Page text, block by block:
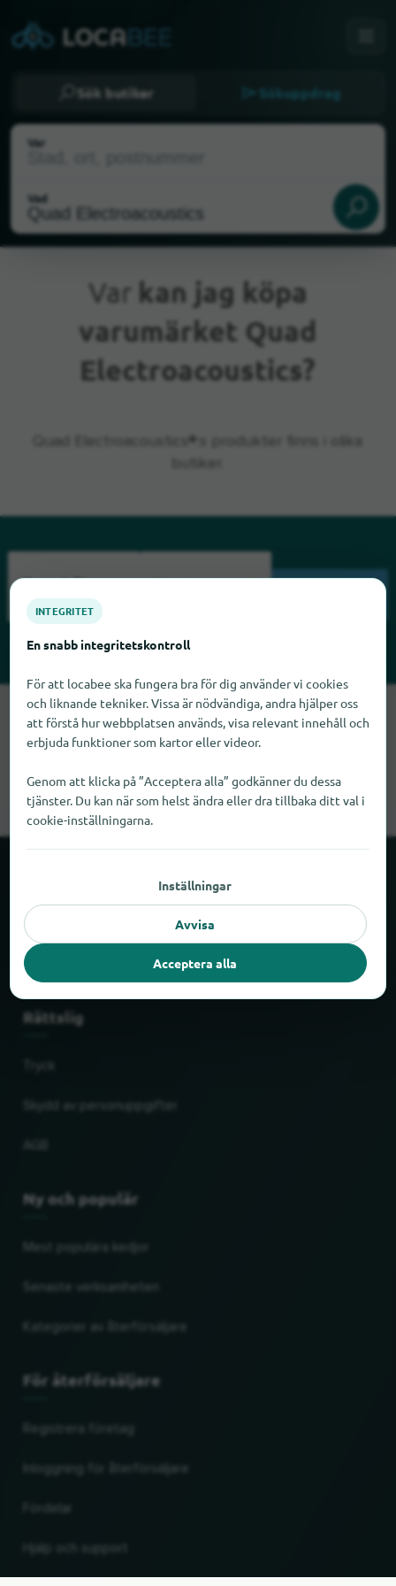
Sök butiker Sökuppdrag
Var
Vad
Nuvarande plats
Var kan jag köpa
varumärket Quad
Electroacoustics?
Quad Electroacoustics®:s produkter finns i olika
Tyvärr kan vi inte hitta Quad Electroacoustics just nu. Om du
vet var Quad Electroacoustics finns skulle vi bli glada om du
meddelade oss det.
Fakta och siffror
Partner
Rättslig
Ny och populär
Senaste verksamheten
Kategorier av återförsäljare
För återförsäljare
Inloggning för återförsäljare
Fördelar
INTEGRITET
En snabb integritetskontroll
För att locabee ska fungera bra för dig använder vi cookies
och liknande tekniker. Vissa är nödvändiga, andra hjälper oss
att förstå hur webbplatsen används, visa relevant innehåll och
erbjuda funktioner som kartor eller videor.
Genom att klicka på ”Acceptera alla” godkänner du dessa
tjänster. Du kan när som helst ändra eller dra tillbaka ditt val i
cookie-inställningarna.
Inställningar
Avvisa
Acceptera alla